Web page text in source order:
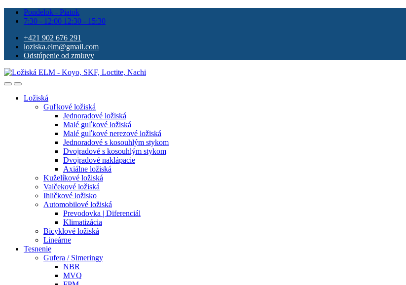
Pondelok - Piatok
7:30 - 12:00 12:30 - 15:30
+421 902 676 291
loziska.elm@gmail.com
Odstúpenie od zmluvy
Ložiská
Guľkové ložiská
Jednoradové ložiská
Malé guľkové ložiská
Malé guľkové nerezové ložiská
Jednoradové s kosouhlým stykom
Dvojradové s kosouhlým stykom
Dvojradové naklápacie
Axiálne ložiská
Kuželíkové ložiská
Valčekové ložiská
Ihličkové ložisko
Automobilové ložiská
Prevodovka | Diferenciál
Klimatizácia
Bicyklové ložiská
Lineárne
Tesnenie
Gufera / Simeringy
NBR
MVQ